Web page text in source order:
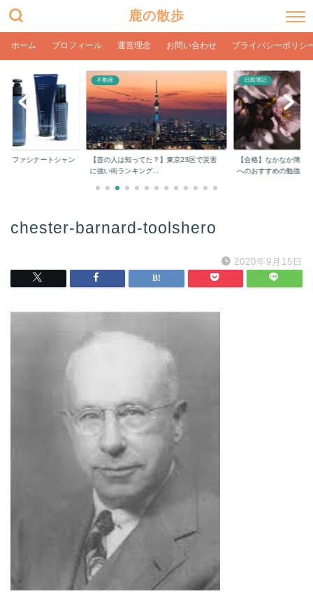
鹿の散歩
ホーム プロフィール 運営理念 お問い合わせ プライバシーポリシ
レファシナートシャン
不動産
【昔の人は知ってた？】東京23区で災害
に強い街ランキング...
日商簿記
【合格】なかなか簿記
へのおすすめの勉強...
chester-barnard-toolshero
2020年9月15日